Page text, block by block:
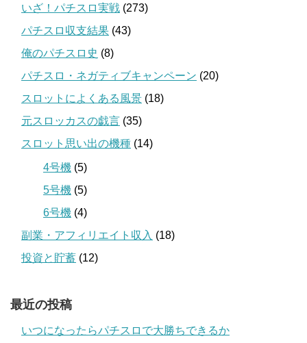
いざ！パチスロ実戦 (273)
パチスロ収支結果 (43)
俺のパチスロ史 (8)
パチスロ・ネガティブキャンペーン (20)
スロットによくある風景 (18)
元スロッカスの戯言 (35)
スロット思い出の機種 (14)
4号機 (5)
5号機 (5)
6号機 (4)
副業・アフィリエイト収入 (18)
投資と貯蓄 (12)
最近の投稿
いつになったらパチスロで大勝ちできるか